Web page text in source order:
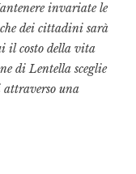
invariate le
dei cittadini sarà
il costo della vita
di Lentella sceglie
attraverso una